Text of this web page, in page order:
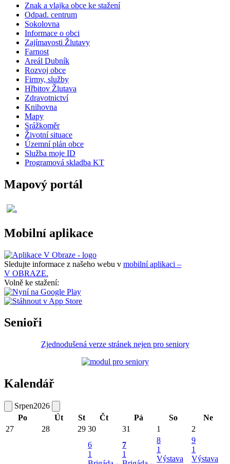
Znak a vlajka obce ke stažení
Odpad. centrum
Sokolovna
Informace o obci
Zajímavosti Žlutavy
Farnost
Areál Dubník
Rozvoj obce
Firmy, služby
Hřbitov Žlutava
Zdravotnictví
Knihovna
Mapy
Srážkoměr
Životní situace
Územní plán obce
Služba moje ID
Programová skladba KT
Mapový portál
Mobilní aplikace
Sledujte informace z našeho webu v mobilní aplikaci –
V OBRAZE.
Volně ke stažení:
Senioři
Zjednodušená verze stránek nejen pro seniory
Kalendář
Srpen2026
Po
Út St Čt Pá So
Ne
27
28 29 30 31 1 2
6
1
7
1
8
1
Výstava
9
1
Výstava